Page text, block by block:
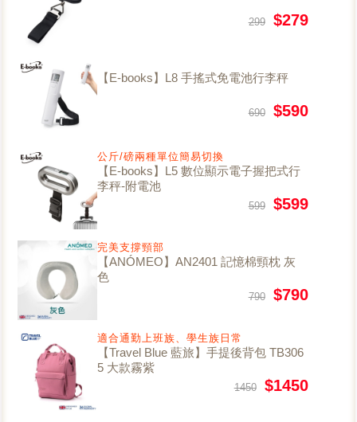
299 $279
【E-books】L8 手搖式免電池行李秤
690 $590
公斤/磅兩種單位簡易切換
【E-books】L5 數位顯示電子握把式行
李秤-附電池
599 $599
完美支撐頸部
【ANÓMEO】AN2401 記憶棉頸枕 灰
色
790 $790
適合通勤上班族、學生族日常
【Travel Blue 藍旅】手提後背包 TB306
5 大款霧紫
1450 $1450